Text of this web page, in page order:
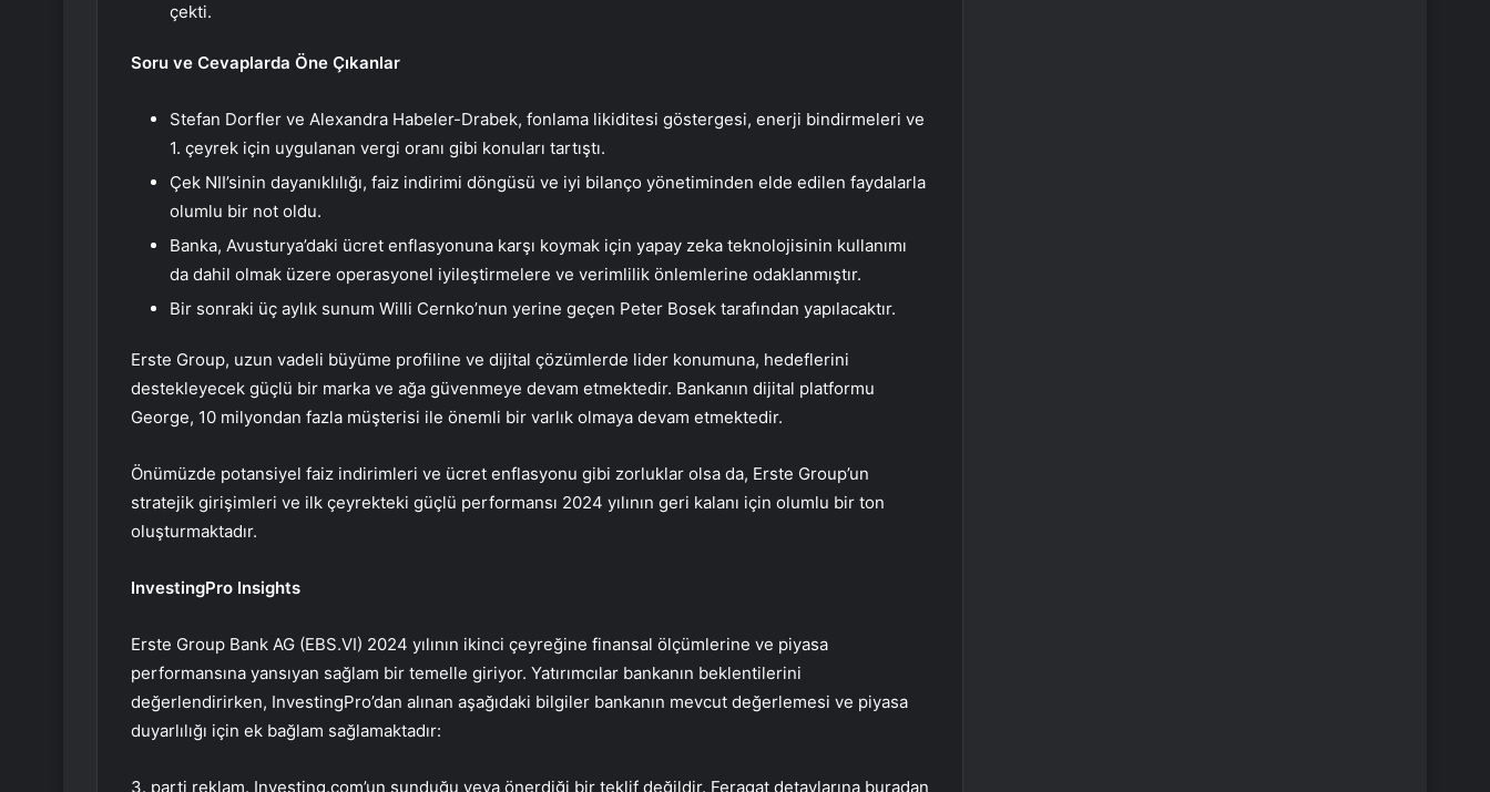
çekti.
Soru ve Cevaplarda Öne Çıkanlar
Stefan Dorfler ve Alexandra Habeler-Drabek, fonlama likiditesi göstergesi, enerji bindirmeleri ve
1. çeyrek için uygulanan vergi oranı gibi konuları tartıştı.
Çek NII’sinin dayanıklılığı, faiz indirimi döngüsü ve iyi bilanço yönetiminden elde edilen faydalarla
olumlu bir not oldu.
Banka, Avusturya’daki ücret enflasyonuna karşı koymak için yapay zeka teknolojisinin kullanımı
da dahil olmak üzere operasyonel iyileştirmelere ve verimlilik önlemlerine odaklanmıştır.
Bir sonraki üç aylık sunum Willi Cernko’nun yerine geçen Peter Bosek tarafından yapılacaktır.
Erste Group, uzun vadeli büyüme profiline ve dijital çözümlerde lider konumuna, hedeflerini
destekleyecek güçlü bir marka ve ağa güvenmeye devam etmektedir. Bankanın dijital platformu
George, 10 milyondan fazla müşterisi ile önemli bir varlık olmaya devam etmektedir.
Önümüzde potansiyel faiz indirimleri ve ücret enflasyonu gibi zorluklar olsa da, Erste Group’un
stratejik girişimleri ve ilk çeyrekteki güçlü performansı 2024 yılının geri kalanı için olumlu bir ton
oluşturmaktadır.
InvestingPro Insights
Erste Group Bank AG (EBS.VI) 2024 yılının ikinci çeyreğine finansal ölçümlerine ve piyasa
performansına yansıyan sağlam bir temelle giriyor. Yatırımcılar bankanın beklentilerini
değerlendirirken, InvestingPro’dan alınan aşağıdaki bilgiler bankanın mevcut değerlemesi ve piyasa
duyarlılığı için ek bağlam sağlamaktadır:
3. parti reklam. Investing.com’un sunduğu veya önerdiği bir teklif değildir. Feragat detaylarına buradan